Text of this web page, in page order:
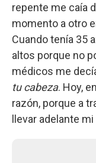
repente me caía
momento a otro
Cuando tenía 35
altos porque no
médicos me
tu cabeza. Hoy,
razón, porque a
llevar adelante